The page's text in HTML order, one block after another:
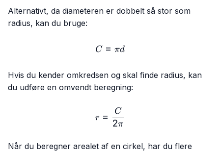
Alternativt, da diameteren er dobbelt så stor som
radius, kan du bruge:
C = πd
C = πd
Hvis du kender omkredsen og skal finde radius, kan
du udføre en omvendt beregning:
r = \frac{C}{2π}
r =
2π
C
Når du beregner arealet af en cirkel, har du flere